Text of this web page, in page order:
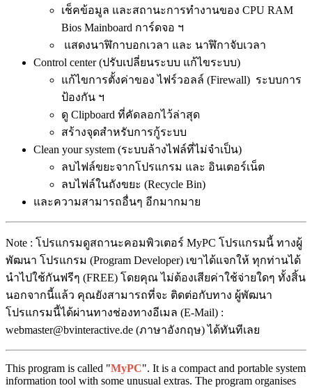
เช็คข้อมูล และสถานะการทำงานของ CPU RAM
Bios Mainboard การ์ดจอ ฯ
แสดงนาฬิกาบอกเวลา และ นาฬิกาจับเวลา
Control center (ปรับเปลี่ยนระบบ แก้ไขระบบ)
แก้ไขการตั้งค่าของ ไฟร์วอลล์ (Firewall) ระบบการ
ป้องกัน ฯ
ดู Clipboard ที่คัดลอกไว้ล่าสุด
สร้างจุดสำหรับการกู้ระบบ
Clean your system (ระบบล้างไฟล์ที่ไม่จำเป็น)
ลบไฟล์ขยะจากโปรแกรม และ อินเตอร์เน็ต
ลบไฟล์ในถังขยะ (Recycle Bin)
และความสามารถอื่นๆ อีกมากมาย
Note : โปรแกรมดูสถานะคอมพิวเตอร์ MyPC โปรแกรมนี้ ทางผู้
พัฒนา โปรแกรม (Program Developer) เขาได้แจกให้ ทุกท่านได้
นำไปใช้กันฟรีๆ (FREE) โดยคุณ ไม่ต้องเสียค่าใช้จ่ายใดๆ ทั้งสิ้น
นอกจากนี้แล้ว คุณยังสามารถที่จะ ติดต่อกับทาง ผู้พัฒนา
โปรแกรมนี้ได้ผ่านทางช่องทางอีเมล (E-Mail) :
webmaster@bvinteractive.de (ภาษาอังกฤษ) ได้ทันทีเลย
This program is called "MyPC". It is a compact and portable system
information tool with some unusual extras. The program organises